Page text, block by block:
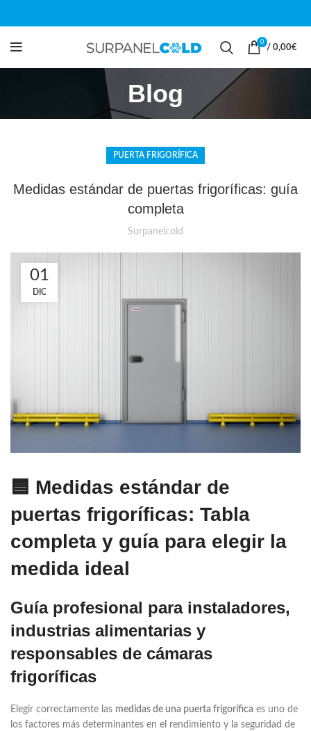
0
/ 0,00€
Blog
PUERTA FRIGORÍFICA
Medidas estándar de puertas frigoríficas: guía
completa
Surpanelcold
01
DIC
🟦 Medidas estándar de
puertas frigoríficas: Tabla
completa y guía para elegir la
medida ideal
Guía profesional para instaladores,
industrias alimentarias y
responsables de cámaras
frigoríficas
Elegir correctamente las medidas de una puerta frigorífica es uno de
los factores más determinantes en el rendimiento y la seguridad de